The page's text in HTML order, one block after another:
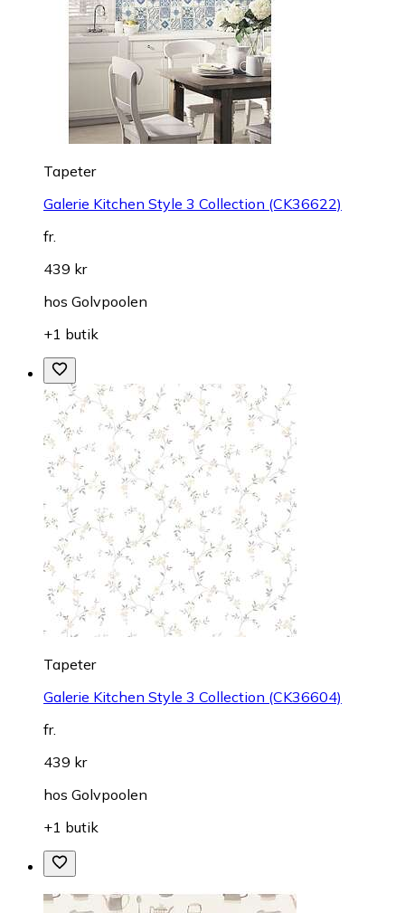
Tapeter
Galerie Kitchen Style 3 Collection (CK36622)
fr.
439 kr
hos Golvpoolen
+1 butik
Tapeter
Galerie Kitchen Style 3 Collection (CK36604)
fr.
439 kr
hos Golvpoolen
+1 butik